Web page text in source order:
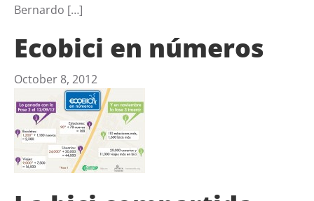
Bernardo […]
Ecobici en números
October 8, 2012